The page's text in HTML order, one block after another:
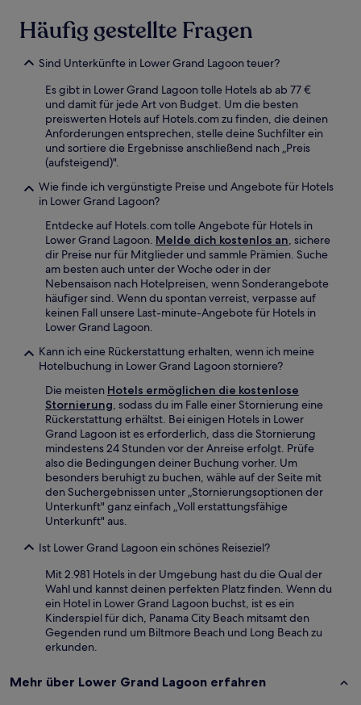
Häufig gestellte Fragen
Sind Unterkünfte in Lower Grand Lagoon teuer?
Es gibt in Lower Grand Lagoon tolle Hotels ab ab 77 €
und damit für jede Art von Budget. Um die besten
preiswerten Hotels auf Hotels.com zu finden, die deinen
Anforderungen entsprechen, stelle deine Suchfilter ein
und sortiere die Ergebnisse anschließend nach „Preis
(aufsteigend)".
Wie finde ich vergünstigte Preise und Angebote für Hotels
in Lower Grand Lagoon?
Entdecke auf Hotels.com tolle Angebote für Hotels in
Lower Grand Lagoon. Melde dich kostenlos an, sichere
dir Preise nur für Mitglieder und sammle Prämien. Suche
am besten auch unter der Woche oder in der
Nebensaison nach Hotelpreisen, wenn Sonderangebote
häufiger sind. Wenn du spontan verreist, verpasse auf
keinen Fall unsere Last-minute-Angebote für Hotels in
Lower Grand Lagoon.
Kann ich eine Rückerstattung erhalten, wenn ich meine
Hotelbuchung in Lower Grand Lagoon storniere?
Die meisten Hotels ermöglichen die kostenlose
Stornierung, sodass du im Falle einer Stornierung eine
Rückerstattung erhältst. Bei einigen Hotels in Lower
Grand Lagoon ist es erforderlich, dass die Stornierung
mindestens 24 Stunden vor der Anreise erfolgt. Prüfe
also die Bedingungen deiner Buchung vorher. Um
besonders beruhigt zu buchen, wähle auf der Seite mit
den Suchergebnissen unter „Stornierungsoptionen der
Unterkunft" ganz einfach „Voll erstattungsfähige
Unterkunft" aus.
Ist Lower Grand Lagoon ein schönes Reiseziel?
Mit 2.981 Hotels in der Umgebung hast du die Qual der
Wahl und kannst deinen perfekten Platz finden. Wenn du
ein Hotel in Lower Grand Lagoon buchst, ist es ein
Kinderspiel für dich, Panama City Beach mitsamt den
Gegenden rund um Biltmore Beach und Long Beach zu
erkunden.
Mehr über Lower Grand Lagoon erfahren